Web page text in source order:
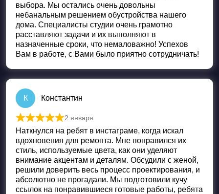
выбора. Мы остались очень довольны
небанальным решением обустройства нашего
дома. Специалисты студии очень грамотно
расставляют задачи и их выполняют в
назначенные сроки, что немаловажно! Успехов
Вам в работе, с Вами было приятно сотрудничать!
К Константин
Оценка 5из 5
2 января
Наткнулся на ребят в инстаграме, когда искал
вдохновения для ремонта. Мне понравился их
стиль, используемые цвета, как они уделяют
внимание акцентам и деталям. Обсудили с женой,
решили доверить весь процесс проектирования, и
абсолютно не прогадали. Мы подготовили кучу
ссылок на понравившиеся готовые работы, ребята